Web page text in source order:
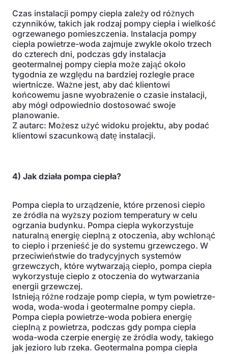
Czas instalacji pompy ciepła zależy od różnych
czynników, takich jak rodzaj pompy ciepła i wielkość
ogrzewanego pomieszczenia. Instalacja pompy
ciepła powietrze-woda zajmuje zwykle około trzech
do czterech dni, podczas gdy instalacja
geotermalnej pompy ciepła może zająć około
tygodnia ze względu na bardziej rozległe prace
wiertnicze. Ważne jest, aby dać klientowi
końcowemu jasne wyobrażenie o czasie instalacji,
aby mógł odpowiednio dostosować swoje
planowanie.
Z autarc: Możesz użyć widoku projektu, aby podać
klientowi szacunkową datę instalacji.
4) Jak działa pompa ciepła?
Pompa ciepła to urządzenie, które przenosi ciepło
ze źródła na wyższy poziom temperatury w celu
ogrzania budynku. Pompa ciepła wykorzystuje
naturalną energię cieplną z otoczenia, aby wchłonąć
to ciepło i przenieść je do systemu grzewczego. W
przeciwieństwie do tradycyjnych systemów
grzewczych, które wytwarzają ciepło, pompa ciepła
wykorzystuje ciepło z otoczenia do wytwarzania
energii grzewczej.
Istnieją różne rodzaje pomp ciepła, w tym powietrze-
woda, woda-woda i geotermalne pompy ciepła.
Pompa ciepła powietrze-woda pobiera energię
cieplną z powietrza, podczas gdy pompa ciepła
woda-woda czerpie energię ze źródła wody, takiego
jak jezioro lub rzeka. Geotermalna pompa ciepła